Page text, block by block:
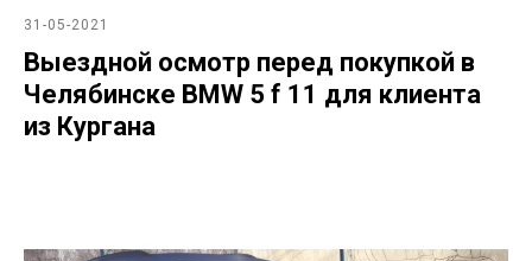
31-05-2021
Выездной осмотр перед покупкой в
Челябинске BMW 5 f 11 для клиента
из Кургана